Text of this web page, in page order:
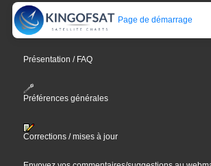
Page de démarrage
Présentation / FAQ
Préférences générales
Corrections / mises à jour